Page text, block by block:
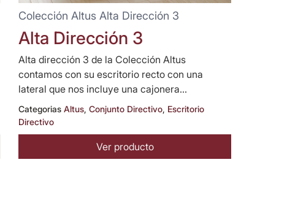
Colección Altus Alta Dirección 3
Alta Dirección 3
Alta dirección 3 de la Colección Altus
contamos con su escritorio recto con una
lateral que nos incluye una cajonera...
Categorias Altus,Conjunto Directivo, Escritorio
Directivo
Ver producto